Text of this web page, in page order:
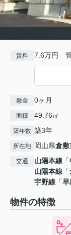
賃料 7.6万円 管
敷金 0ヶ月
面積 49.76㎡
築年数 築3年
所在地 岡山県倉敷
交通 山陽本線 「
山陽本線 「
宇野線 「早
物件の特徴